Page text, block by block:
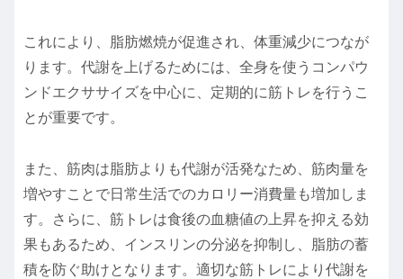
これにより、脂肪燃焼が促進され、体重減少につなが
ります。代謝を上げるためには、全身を使うコンパウ
ンドエクササイズを中心に、定期的に筋トレを行うこ
とが重要です。
また、筋肉は脂肪よりも代謝が活発なため、筋肉量を
増やすことで日常生活でのカロリー消費量も増加しま
す。さらに、筋トレは食後の血糖値の上昇を抑える効
果もあるため、インスリンの分泌を抑制し、脂肪の蓄
積を防ぐ助けとなります。適切な筋トレにより代謝を